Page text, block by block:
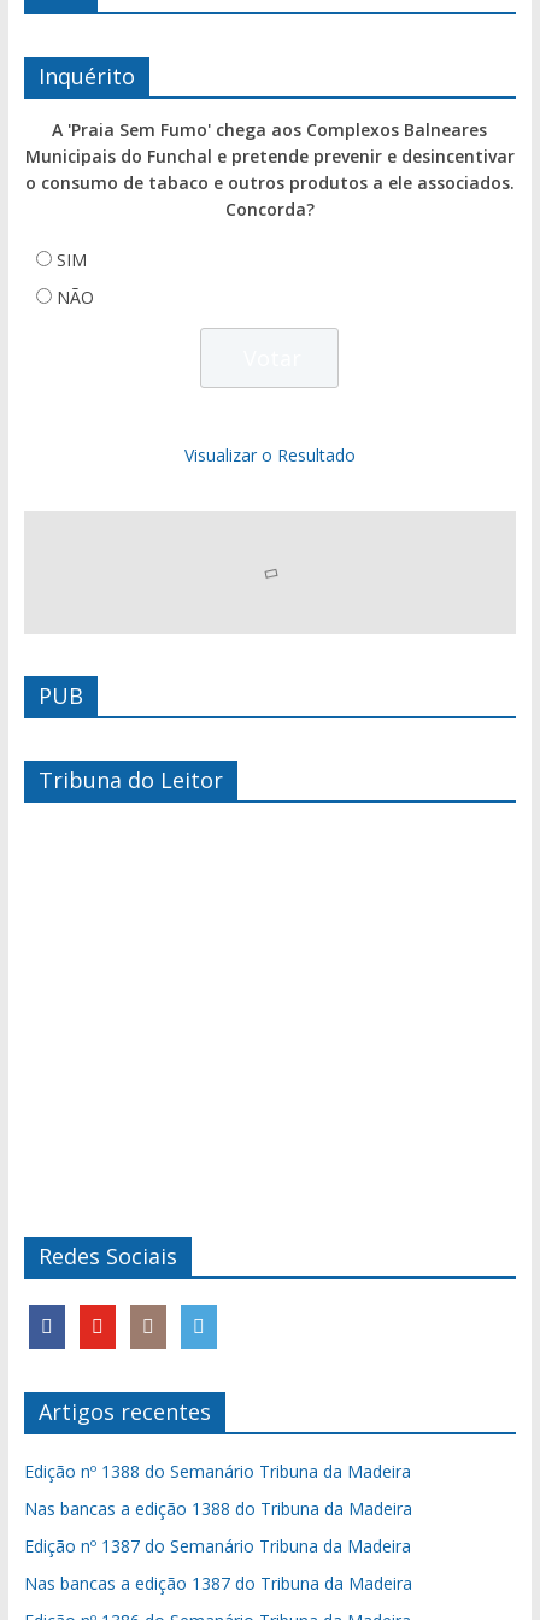
Inquérito
A 'Praia Sem Fumo' chega aos Complexos Balneares
Municipais do Funchal e pretende prevenir e desincentivar
o consumo de tabaco e outros produtos a ele associados.
Concorda?
SIM
NÃO
Visualizar o Resultado
PUB
Tribuna do Leitor
Redes Sociais
Artigos recentes
Edição nº 1388 do Semanário Tribuna da Madeira
Nas bancas a edição 1388 do Tribuna da Madeira
Edição nº 1387 do Semanário Tribuna da Madeira
Nas bancas a edição 1387 do Tribuna da Madeira